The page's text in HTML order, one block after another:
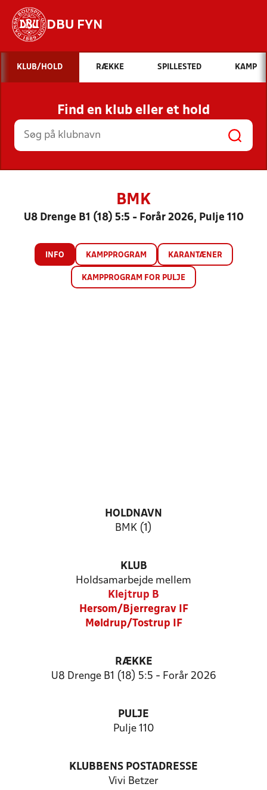
DBU FYN
Hvad vil du søge efter?
INDHOLD OG NYHEDER
STILLINGER, RESULTATER, KLUBBER OG
HOLD
KLUB/HOLD RÆKKE SPILLESTED KAMP
Find en klub eller et hold
BMK
U8 Drenge B1 (18) 5:5 - Forår 2026, Pulje 110
INFO KAMPPROGRAM KARANTÆNER
KAMPPROGRAM FOR PULJE
HOLDNAVN
BMK (1)
KLUB
Holdsamarbejde mellem
Klejtrup B
Hersom/Bjerregrav IF
Møldrup/Tostrup IF
RÆKKE
U8 Drenge B1 (18) 5:5 - Forår 2026
PULJE
Pulje 110
KLUBBENS POSTADRESSE
Vivi Betzer